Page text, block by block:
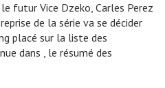
futur Vice Dzeko, Carles Perez
de la série va se décider
placé sur la liste des
dans , le résumé des